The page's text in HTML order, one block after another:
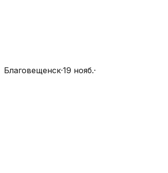
Благовещенск·19 нояб.·